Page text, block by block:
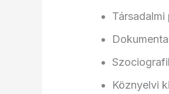
Köznyelvi